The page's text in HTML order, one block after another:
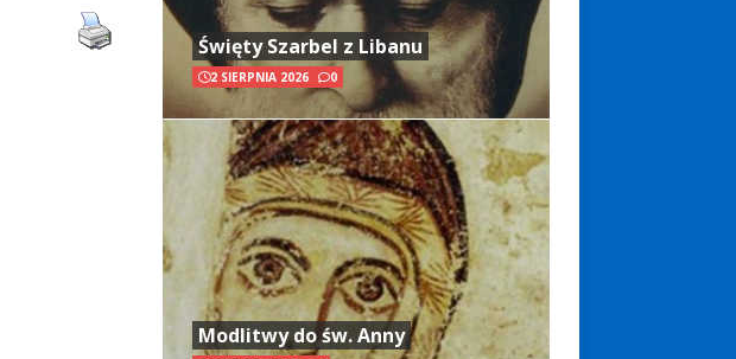
Święty Szarbel z Libanu
2 SIERPNIA 2026 0
Modlitwy do św. Anny